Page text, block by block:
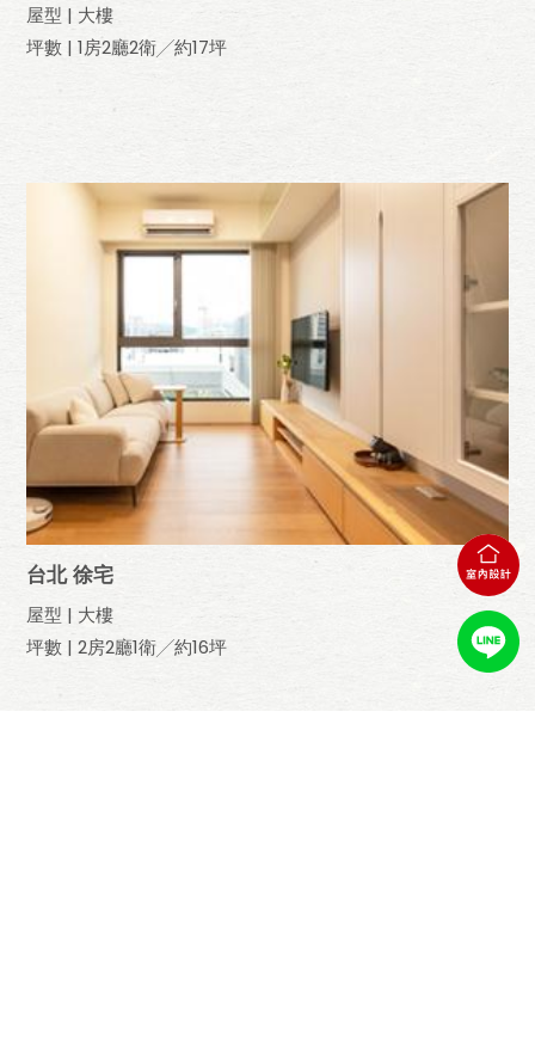
屋型 | 大樓
坪數 | 1房2廳2衛╱約17坪
台北 徐宅
屋型 | 大樓
坪數 | 2房2廳1衛╱約16坪